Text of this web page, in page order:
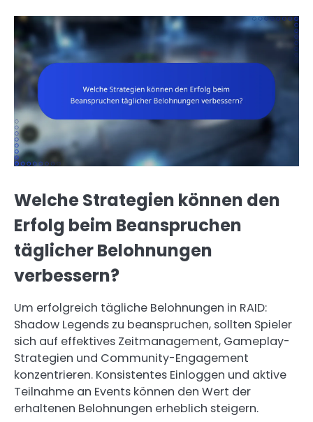
Welche Strategien können den
Erfolg beim Beanspruchen
täglicher Belohnungen
verbessern?
Um erfolgreich tägliche Belohnungen in RAID:
Shadow Legends zu beanspruchen, sollten Spieler
sich auf effektives Zeitmanagement, Gameplay-
Strategien und Community-Engagement
konzentrieren. Konsistentes Einloggen und aktive
Teilnahme an Events können den Wert der
erhaltenen Belohnungen erheblich steigern.